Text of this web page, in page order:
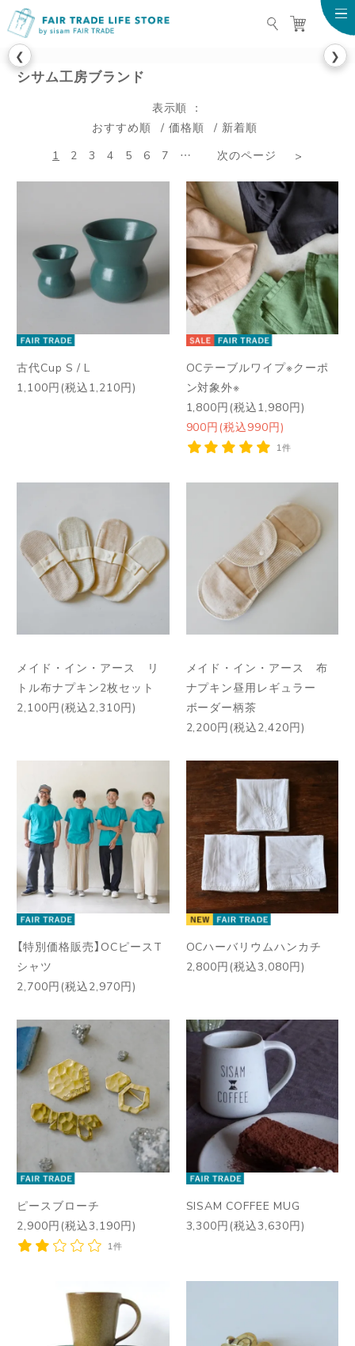
FAIR TRADE LIFE
❮ ❯
シサム工房ブランド
表示順
おすすめ順
価格順
新着順
1
2 3 4 5 6 7 … 次のページ
古代Cup S / L
1,100円(税込1,210円)
OCテーブルワイプ※クーポ
ン対象外※
1,800円(税込1,980円)
900円(税込990円)
1件
メイド・イン・アース リ
トル布ナプキン2枚セット
2,100円(税込2,310円)
メイド・イン・アース 布
ナプキン昼用レギュラー
ボーダー柄茶
2,200円(税込2,420円)
【特別価格販売】OCピースT
シャツ
2,700円(税込2,970円)
OCハーバリウムハンカチ
2,800円(税込3,080円)
ピースブローチ
2,900円(税込3,190円)
1件
SISAM COFFEE MUG
3,300円(税込3,630円)